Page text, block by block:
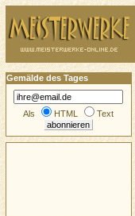
Gemälde des Tages
Als HTML Text